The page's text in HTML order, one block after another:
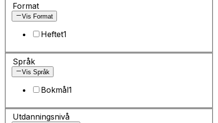
Format
Vis Format
Heftet1
Språk
Vis Språk
Bokmål1
Utdanningsnivå